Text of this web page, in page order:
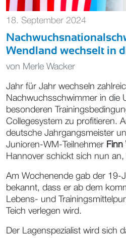
18. September 2024
Wendland wechselt in
von Merle Wacker
Jahr für Jahr wechseln
Nachwuchsschwimmer in die
besonderen
Collegesystem zu profitieren.
deutsche Jahrgangsmeister
Junioren-WM-Teilnehmer Finn
Hannover schickt sich nun
Am Wochenende gab der 19-
bekannt, dass er ab dem
Lebens- und
Teich verlegen wird.
Der Lagenspezialist wird sich